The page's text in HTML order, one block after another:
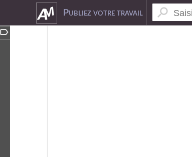
Publiez votre travail